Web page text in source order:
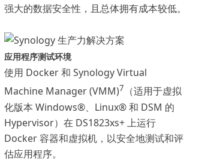
强大的数据安全性，且总体拥有成本较低。
应用程序测试环境
使用 Docker 和 Synology Virtual
Machine Manager (VMM)7
（适用于虚拟
化版本 Windows®、Linux® 和 DSM 的
Hypervisor）在 DS1823xs+ 上运行
Docker 容器和虚拟机，以安全地测试和评
估应用程序。